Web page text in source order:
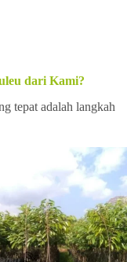
dari Kami?
tepat adalah langkah